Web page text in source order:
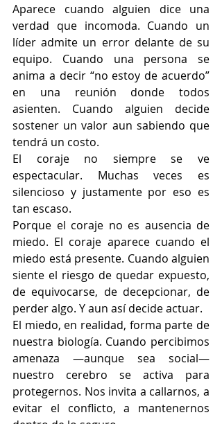
Aparece cuando alguien dice una
verdad que incomoda. Cuando un
líder admite un error delante de su
equipo. Cuando una persona se
anima a decir “no estoy de acuerdo”
en una reunión donde todos
asienten. Cuando alguien decide
sostener un valor aun sabiendo que
tendrá un costo.
El coraje no siempre se ve
espectacular. Muchas veces es
silencioso y justamente por eso es
tan escaso.
Porque el coraje no es ausencia de
miedo. El coraje aparece cuando el
miedo está presente. Cuando alguien
siente el riesgo de quedar expuesto,
de equivocarse, de decepcionar, de
perder algo. Y aun así decide actuar.
El miedo, en realidad, forma parte de
nuestra biología. Cuando percibimos
amenaza —aunque sea social—
nuestro cerebro se activa para
protegernos. Nos invita a callarnos, a
evitar el conflicto, a mantenernos